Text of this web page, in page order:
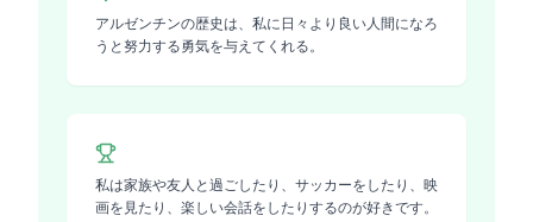
アルゼンチンの歴史は、私に日々より良い人間になろ
うと努力する勇気を与えてくれる。
私は家族や友人と過ごしたり、サッカーをしたり、映
画を見たり、楽しい会話をしたりするのが好きです。